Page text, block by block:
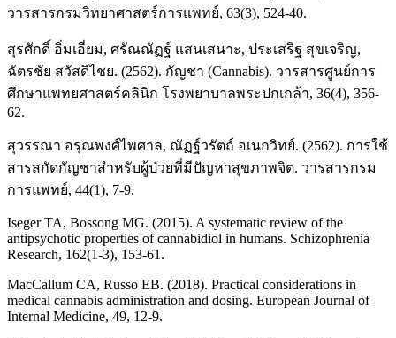
วารสารกรมวิทยาศาสตร์การแพทย์, 63(3), 524-40.
สุรศักดิ์ อิ่มเอี่ยม, ศรัณณัฏฐ์ แสนเสนาะ, ประเสริฐ สุขเจริญ,
ฉัตรชัย สวัสดิไชย. (2562). กัญชา (Cannabis). วารสารศูนย์การ
ศึกษาแพทยศาสตร์คลินิก โรงพยาบาลพระปกเกล้า, 36(4), 356-
62.
สุวรรณา อรุณพงศ์ไพศาล, ณัฏฐ์วรัตถ์ อเนกวิทย์. (2562). การใช้
สารสกัดกัญชาสำหรับผู้ป่วยที่มีปัญหาสุขภาพจิต. วารสารกรม
การแพทย์, 44(1), 7-9.
Iseger TA, Bossong MG. (2015). A systematic review of the
antipsychotic properties of cannabidiol in humans. Schizophrenia
Research, 162(1-3), 153-61.
MacCallum CA, Russo EB. (2018). Practical considerations in
medical cannabis administration and dosing. European Journal of
Internal Medicine, 49, 12-9.